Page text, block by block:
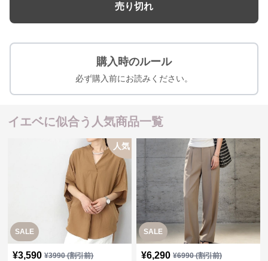
売り切れ
購入時のルール
必ず購入前にお読みください。
イエベに似合う人気商品一覧
SALE
人気
¥3,590 ¥3990(割引前)
SALE
¥6,290 ¥6990(割引前)